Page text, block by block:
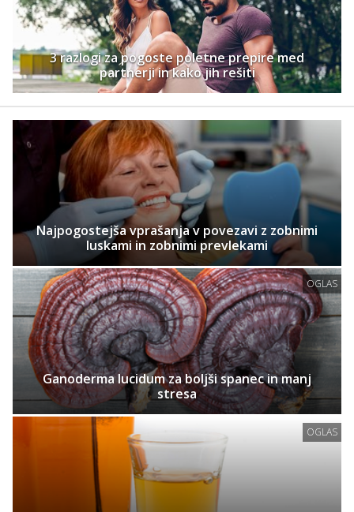
3 razlogi za pogoste poletne prepire med
partnerji in kako jih rešiti
Najpogostejša vprašanja v povezavi z zobnimi
luskami in zobnimi prevlekami
OGLAS
Ganoderma lucidum za boljši spanec in manj
stresa
OGLAS